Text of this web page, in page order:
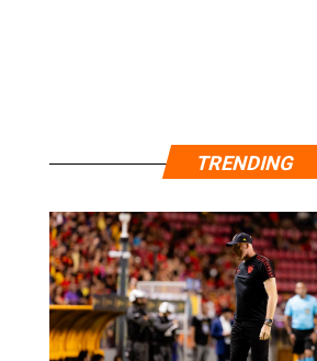
TRENDING